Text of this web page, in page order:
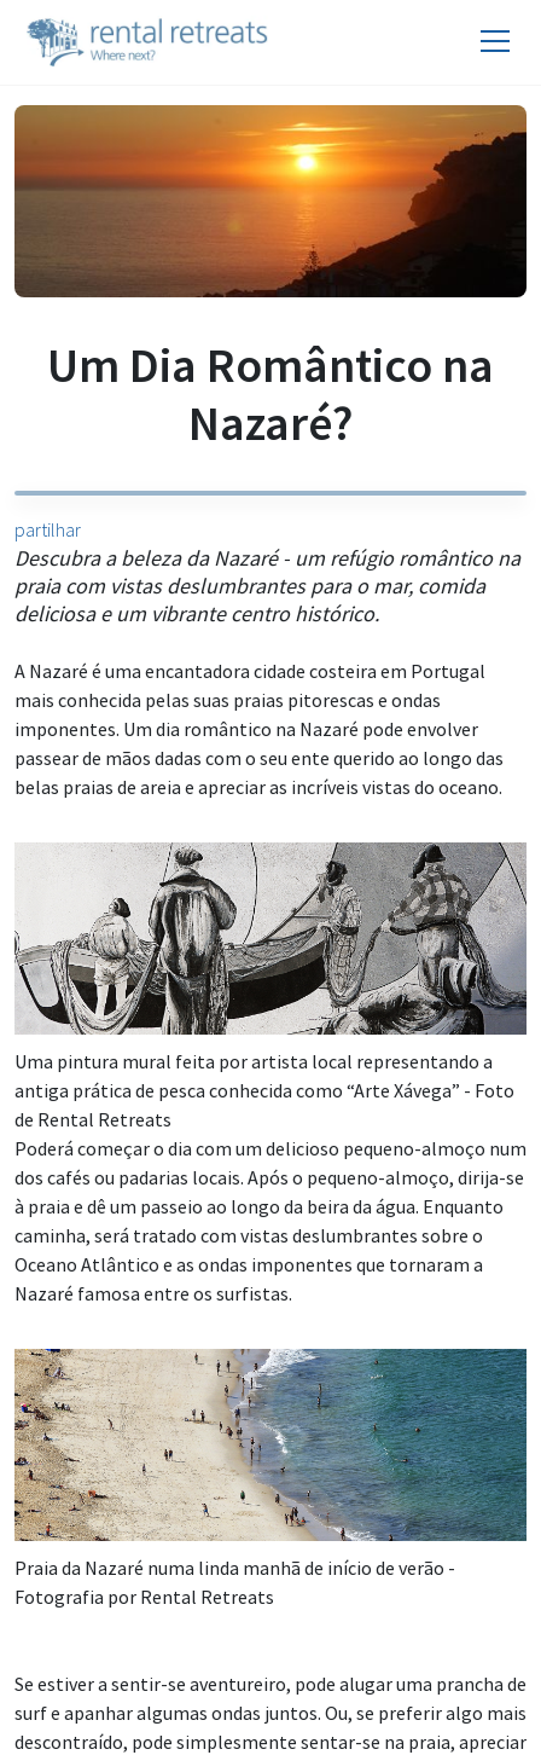
Um Dia Romântico na
Nazaré?
partilhar
Descubra a beleza da Nazaré - um refúgio romântico na
praia com vistas deslumbrantes para o mar, comida
deliciosa e um vibrante centro histórico.
A Nazaré é uma encantadora cidade costeira em Portugal
mais conhecida pelas suas praias pitorescas e ondas
imponentes. Um dia romântico na Nazaré pode envolver
passear de mãos dadas com o seu ente querido ao longo das
belas praias de areia e apreciar as incríveis vistas do oceano.
Uma pintura mural feita por artista local representando a
antiga prática de pesca conhecida como “Arte Xávega” - Foto
de Rental Retreats
Poderá começar o dia com um delicioso pequeno-almoço num
dos cafés ou padarias locais. Após o pequeno-almoço, dirija-se
à praia e dê um passeio ao longo da beira da água. Enquanto
caminha, será tratado com vistas deslumbrantes sobre o
Oceano Atlântico e as ondas imponentes que tornaram a
Nazaré famosa entre os surfistas.
Praia da Nazaré numa linda manhã de início de verão -
Fotografia por Rental Retreats
Se estiver a sentir-se aventureiro, pode alugar uma prancha de
surf e apanhar algumas ondas juntos. Ou, se preferir algo mais
descontraído, pode simplesmente sentar-se na praia, apreciar